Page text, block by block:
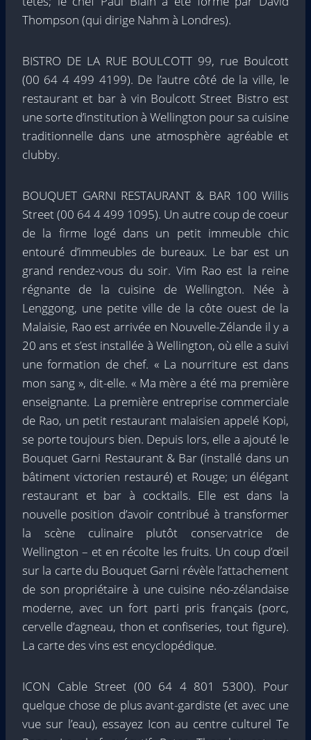
Thompson (qui dirige Nahm à Londres).
BISTRO DE LA RUE BOULCOTT 99, rue Boulcott
(00 64 4 499 4199). De l’autre côté de la ville, le
restaurant et bar à vin Boulcott Street Bistro est
une sorte d’institution à Wellington pour sa cuisine
traditionnelle dans une atmosphère agréable et
clubby.
BOUQUET GARNI RESTAURANT & BAR 100 Willis
Street (00 64 4 499 1095). Un autre coup de coeur
de la firme logé dans un petit immeuble chic
entouré d’immeubles de bureaux. Le bar est un
grand rendez-vous du soir. Vim Rao est la reine
régnante de la cuisine de Wellington. Née à
Lenggong, une petite ville de la côte ouest de la
Malaisie, Rao est arrivée en Nouvelle-Zélande il y a
20 ans et s’est installée à Wellington, où elle a suivi
une formation de chef. « La nourriture est dans
mon sang », dit-elle. « Ma mère a été ma première
enseignante. La première entreprise commerciale
de Rao, un petit restaurant malaisien appelé Kopi,
se porte toujours bien. Depuis lors, elle a ajouté le
Bouquet Garni Restaurant & Bar (installé dans un
bâtiment victorien restauré) et Rouge; un élégant
restaurant et bar à cocktails. Elle est dans la
nouvelle position d’avoir contribué à transformer
la scène culinaire plutôt conservatrice de
Wellington – et en récolte les fruits. Un coup d’œil
sur la carte du Bouquet Garni révèle l’attachement
de son propriétaire à une cuisine néo-zélandaise
moderne, avec un fort parti pris français (porc,
cervelle d’agneau, thon et confiseries, tout figure).
La carte des vins est encyclopédique.
ICON Cable Street (00 64 4 801 5300). Pour
quelque chose de plus avant-gardiste (et avec une
vue sur l’eau), essayez Icon au centre culturel Te